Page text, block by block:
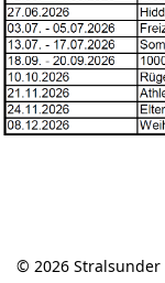
© 2026 Stralsunder